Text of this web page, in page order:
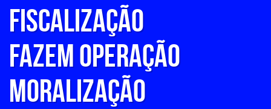
FISCALIZAÇÃO
FAZEM OPERAÇÃO
MORALIZAÇÃO